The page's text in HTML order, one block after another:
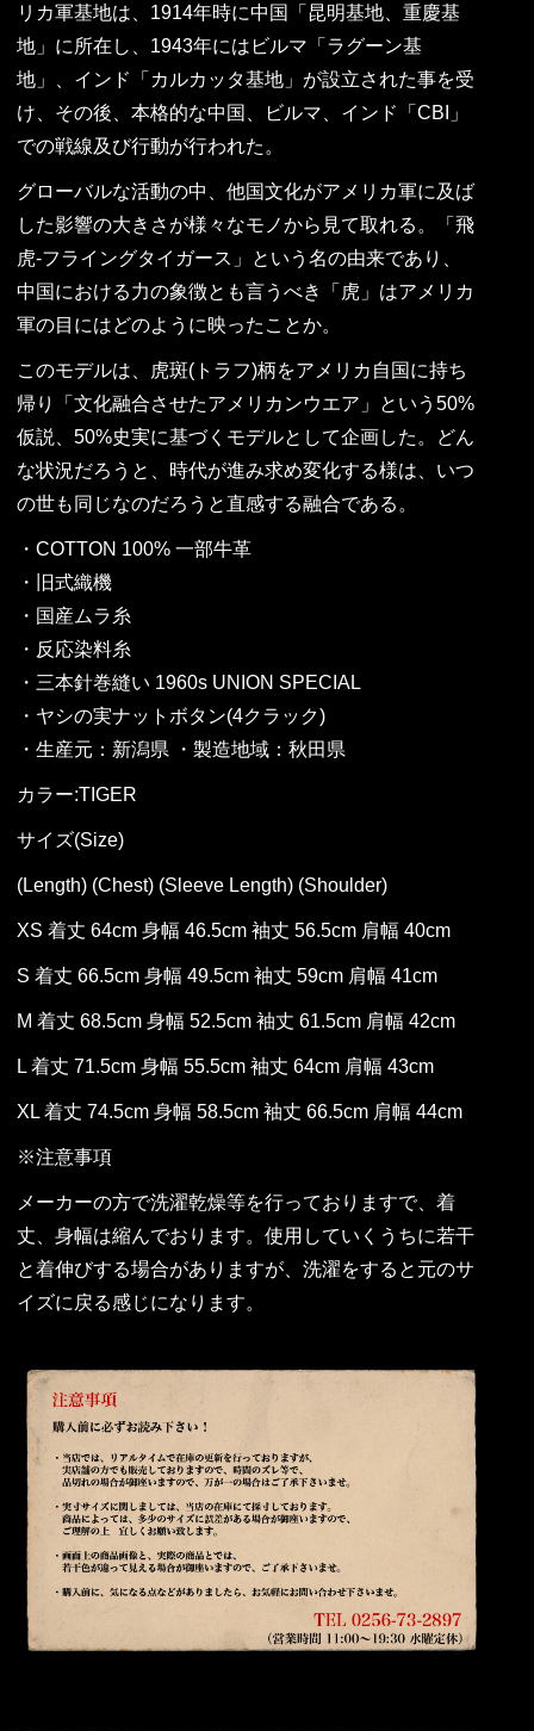
リカ軍基地は、1914年時に中国「昆明基地、重慶基
地」に所在し、1943年にはビルマ「ラグーン基
地」、インド「カルカッタ基地」が設立された事を受
け、その後、本格的な中国、ビルマ、インド「CBI」
での戦線及び行動が行われた。
グローバルな活動の中、他国文化がアメリカ軍に及ば
した影響の大きさが様々なモノから見て取れる。「飛
虎-フライングタイガース」という名の由来であり、
中国における力の象徴とも言うべき「虎」はアメリカ
軍の目にはどのように映ったことか。
このモデルは、虎斑(トラフ)柄をアメリカ自国に持ち
帰り「文化融合させたアメリカンウエア」という50%
仮説、50%史実に基づくモデルとして企画した。どん
な状況だろうと、時代が進み求め変化する様は、いつ
の世も同じなのだろうと直感する融合である。
・COTTON 100% 一部牛革
・旧式織機
・国産ムラ糸
・反応染料糸
・三本針巻縫い 1960s UNION SPECIAL
・ヤシの実ナットボタン(4クラック)
・生産元：新潟県 ・製造地域：秋田県
カラー:TIGER
サイズ(Size)
(Length) (Chest) (Sleeve Length) (Shoulder)
XS 着丈 64cm 身幅 46.5cm 袖丈 56.5cm 肩幅 40cm
S 着丈 66.5cm 身幅 49.5cm 袖丈 59cm 肩幅 41cm
M 着丈 68.5cm 身幅 52.5cm 袖丈 61.5cm 肩幅 42cm
L 着丈 71.5cm 身幅 55.5cm 袖丈 64cm 肩幅 43cm
XL 着丈 74.5cm 身幅 58.5cm 袖丈 66.5cm 肩幅 44cm
※注意事項
メーカーの方で洗濯乾燥等を行っておりますで、着
丈、身幅は縮んでおります。使用していくうちに若干
と着伸びする場合がありますが、洗濯をすると元のサ
イズに戻る感じになります。